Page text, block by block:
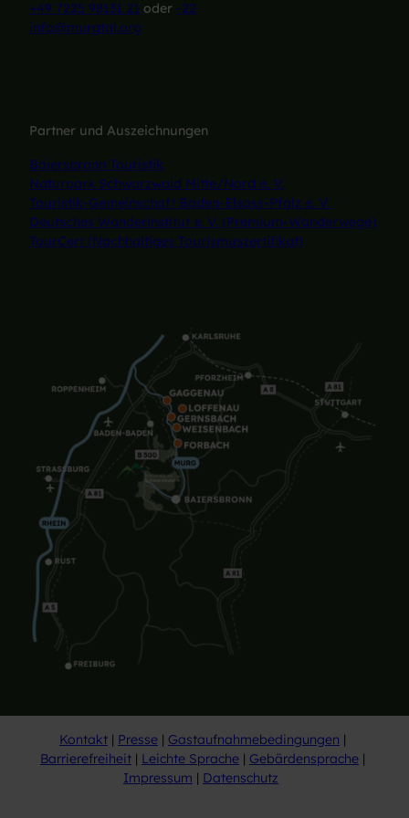
+49 7225 98131 21 oder -22
info@murgtal.org
Partner und Auszeichnungen
Baiersbronn Touristik
Naturpark Schwarzwald Mitte/Nord e. V.
Touristik-Gemeinschaft Baden-Elsass-Pfalz e. V.
Deutsches Wanderinstitut e. V. (Premium-Wanderwege)
TourCert (Nachhaltiges Tourismuszertifikat)
Kontakt Presse
Gastaufnahmebedingungen
Barrierefreiheit
Leichte Sprache
Gebärdensprache
Impressum
Datenschutz